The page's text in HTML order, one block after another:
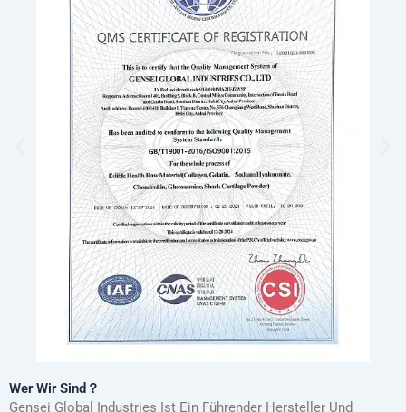
Wer Wir Sind？
Gensei Global Industries Ist Ein Führender Hersteller Und